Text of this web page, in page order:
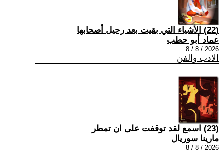
(22) الأشياء التي بقيت بعد رحيل أصحابها
عماد أبو حطب
2026 / 8 / 8
الادب والفن
(23) اسمع لقد توقفت على ان تمطر
مارينا سوريال
2026 / 8 / 8